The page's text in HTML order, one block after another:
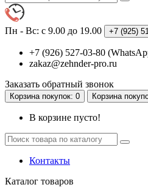
Пн - Вс: с 9.00 до 19.00 +7 (925)
+7 (926) 527-03-80
zakaz@zehnder-pro.ru
Заказать обратный звонок
Корзинапокупок: 0 Корзина
В корзине пусто!
Контакты
Каталог товаров